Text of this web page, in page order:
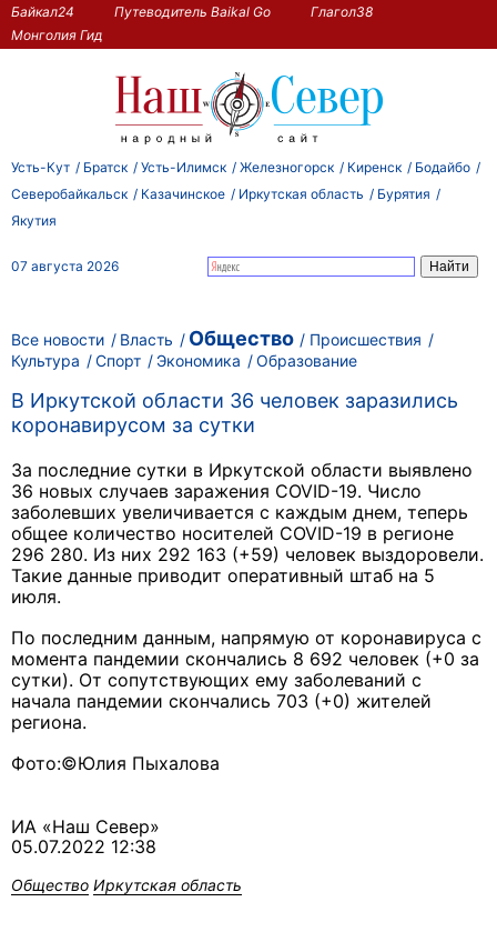
Байкал24 Путеводитель Baikal Go
Глагол38
Монголия Гид
Усть-Кут Братск Усть-Илимск Железногорск Киренск
Бодайбо
Северобайкальск
Казачинское Иркутская область
Бурятия
Якутия
07 августа 2026
Все новости Власть Общество
Происшествия
Культура
Спорт Экономика Образование
В Иркутской области 36 человек заразились
коронавирусом за сутки
За последние сутки в Иркутской области выявлено
36 новых случаев заражения COVID-19. Число
заболевших увеличивается с каждым днем, теперь
общее количество носителей СOVID-19 в регионе
296 280. Из них 292 163 (+59) человек выздоровели.
Такие данные приводит оперативный штаб на 5
июля.
По последним данным, напрямую от коронавируса с
момента пандемии скончались 8 692 человек (+0 за
сутки). От сопутствующих ему заболеваний с
начала пандемии скончались 703 (+0) жителей
региона.
Фото:©Юлия Пыхалова
ИА «Наш Север»
05.07.2022 12:38
Общество Иркутская область